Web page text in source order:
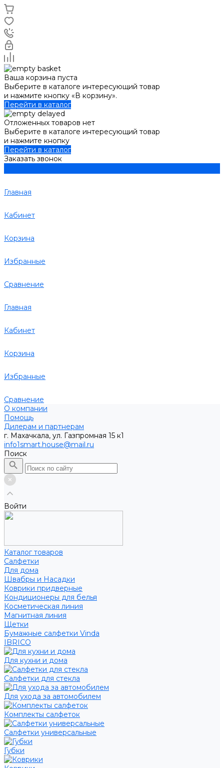
Ваша корзина пуста
Выберите в каталоге интересующий товар
и нажмите кнопку «В корзину».
Перейти в каталог
Отложенных товаров нет
Выберите в каталоге интересующий товар
и нажмите кнопку
Перейти в каталог
Заказать звонок
Главная
Кабинет
Корзина
Избранные
Сравнение
Главная
Кабинет
Корзина
Избранные
Сравнение
О компании
Помощь
Дилерам и партнерам
г. Махачкала, ул. Газпромная 15 к1
info1smart.house@mail.ru
Поиск
Войти
Каталог товаров
Салфетки
Для дома
Швабры и Насадки
Коврики придверные
Кондиционеры для белья
Косметическая линия
Магнитная линия
Щетки
Бумажные салфетки Vinda
IBRICO
Для кухни и дома
Салфетки для стекла
Для ухода за автомобилем
Комплекты салфеток
Салфетки универсальные
Губки